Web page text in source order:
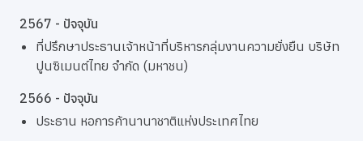
2567 - ปัจจุบัน
ที่ปรึกษาประธานเจ้าหน้าที่บริหารกลุ่มงานความยั่งยืน บริษัท
ปูนซิเมนต์ไทย จำกัด (มหาชน)
2566 - ปัจจุบัน
ประธาน หอการค้านานาชาติแห่งประเทศไทย